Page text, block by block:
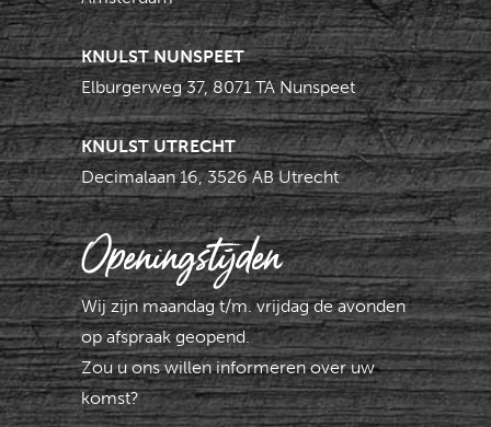
KNULST NUNSPEET
Elburgerweg 37, 8071 TA Nunspeet
KNULST UTRECHT
Decimalaan 16, 3526 AB Utrecht
Openingstijden
Wij zijn maandag t/m. vrijdag de avonden
op afspraak geopend.
Zou u ons willen informeren over uw
komst?